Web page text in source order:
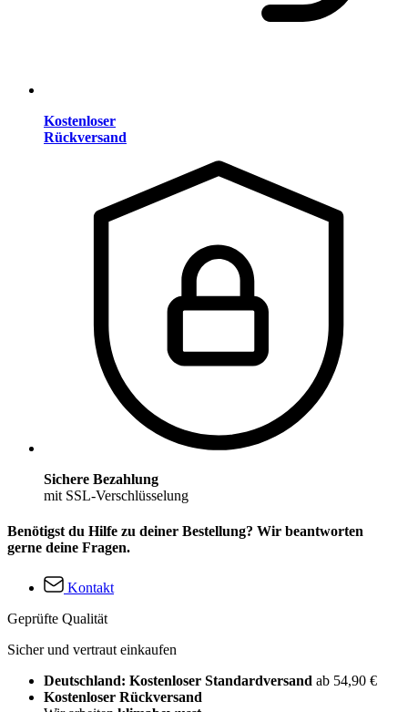
Kostenloser
Rückversand
Sichere Bezahlung
mit SSL-Verschlüsselung
Benötigst du Hilfe zu deiner Bestellung? Wir beantworten
gerne deine Fragen.
Kontakt
Geprüfte Qualität
Sicher und vertraut einkaufen
Deutschland: Kostenloser Standardversand ab 54,90 €
Kostenloser Rückversand